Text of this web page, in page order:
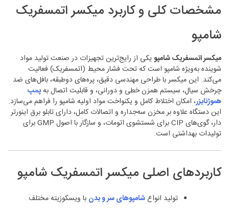
مشخصات کلی و کاربرد میکسر اتمسفریک
شامپو
میکسر اتمسفریک شامپویکی از رایج‌ترین تجهیزات در صنعت تولید مواد
شوینده به‌ویژه شامپو است که تحت فشار محیط (اتمسفریک) فعالیت
می‌کند. این میکسر با طراحی مهندسی دقیق، پره‌های دوطبقه، بافل‌های ضد
چرخش سیال، سیستم همزن خطی و دورانی، و قابلیت اتصال بهپمپ
هموژنایزر، امکان اختلاط کامل و یکنواخت مواد اولیه شامپو را فراهم می‌سازد.
این دستگاه علاوه بر مخزن سه‌جداره و اتصالات کامل، دارای تابلو برق اینورتر
دار، گوی‌های CIP برای شستشوی اتومات، و سازگار با اصول GMP برای
تولیدات بهداشتی است.
کاربردهای اصلی میکسر اتمسفریک شامپو
تولید انواعشامپوهای سر و بدن با ویسکوزیته مختلف